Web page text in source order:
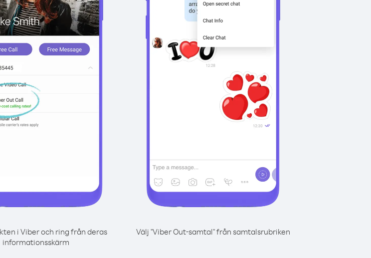
i Viber och ring från deras
informationsskärm
Välj "Viber Out-samtal" från samtalsrubriken